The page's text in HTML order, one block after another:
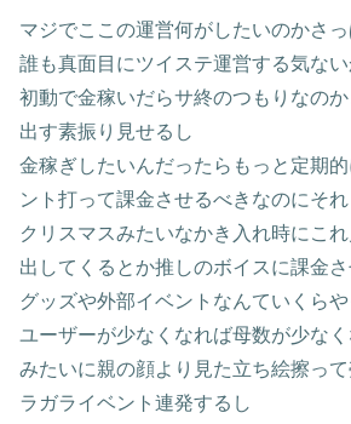
マジでここの運営何がしたいのかさ
誰も真面目にツイステ運営する気な
初動で金稼いだらサ終のつもりなの
出す素振り見せるし
金稼ぎしたいんだったらもっと定期
ント打って課金させるべきなのにそ
クリスマスみたいなかき入れ時にこ
出してくるとか推しのボイスに課金
グッズや外部イベントなんていくら
ユーザーが少なくなれば母数が少な
みたいに親の顔より見た立ち絵擦っ
ラガライベント連発するし